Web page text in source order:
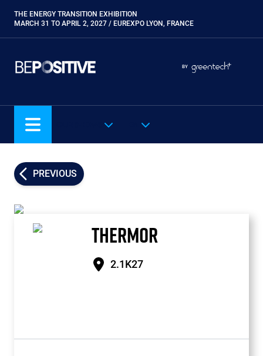
main
Paragraphes
THE ENERGY TRANSITION EXHIBITION
MARCH 31 TO APRIL 2, 2027 / EUREXPO LYON, FRANCE
Paragraphes Paragraphes
BY
Piscine Global
PREVIOUS
THERMOR
2.1K27